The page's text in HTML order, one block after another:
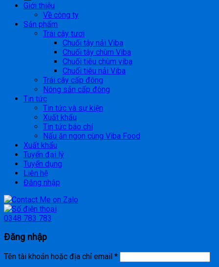
Giới thiệu
Về công ty
Sản phẩm
Trái cây tươi
Chuối tây nải Viba
Chuối tây chùm Viba
Chuối tiêu chùm viba
Chuối tiêu nải Viba
Trái cây cấp đông
Nông sản cấp đông
Tin tức
Tin tức và sự kiện
Xuất khẩu
Tin tức báo chí
Nấu ăn ngon cùng Viba Food
Xuất khẩu
Tuyển đại lý
Tuyển dụng
Liên hệ
Đăng nhập
0348 783 783
Đăng nhập
Tên tài khoản hoặc địa chỉ email *